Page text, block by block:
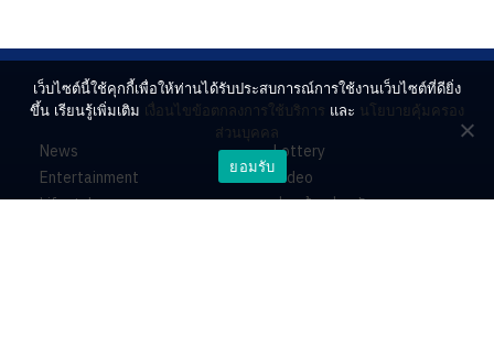
News
Entertainment
Lifestyle
Lottery
Video
ร่วมด้วยช่วยกัน
เว็บไซต์นี้ใช้คุกกี้เพื่อให้ท่านได้รับประสบการณ์การใช้งานเว็บไซต์ที่ดียิ่ง
ขึ้น เรียนรู้เพิ่มเติม เงื่อนไขข้อตกลงการใช้บริการ และ นโยบายคุ้มครอง
ส่วนบุคคล
ยอมรับ